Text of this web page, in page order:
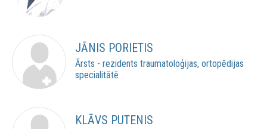
JĀNIS PORIETIS
Ārsts - rezidents traumatoloģijas, ortopēdijas
specialitātē
KLĀVS PUTENIS